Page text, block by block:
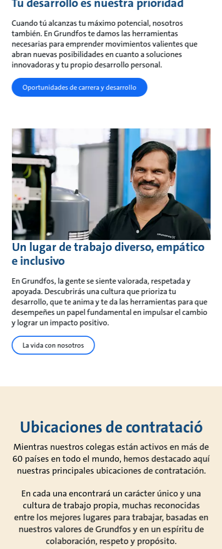
Cuando tú alcanzas tu máximo potencial, nosotros
también. En Grundfos te damos las herramientas
necesarias para emprender movimientos valientes que
abran nuevas posibilidades en cuanto a soluciones
innovadoras y tu propio desarrollo personal.
Oportunidades de carrera y desarrollo
Un lugar de trabajo diverso, empático
e inclusivo
En Grundfos, la gente se siente valorada, respetada y
apoyada. Descubrirás una cultura que prioriza tu
desarrollo, que te anima y te da las herramientas para que
desempeñes un papel fundamental en impulsar el cambio
y lograr un impacto positivo.
La vida con nosotros
Ubicaciones de contratació
Mientras nuestros colegas están activos en más de
60 países en todo el mundo, hemos destacado aquí
nuestras principales ubicaciones de contratación.
En cada una encontrará un carácter único y una
cultura de trabajo propia, muchas reconocidas
entre los mejores lugares para trabajar, basadas en
nuestros valores de Grundfos y en un espíritu de
colaboración, respeto y propósito.